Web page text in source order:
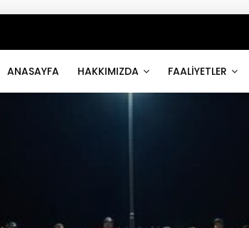
ANASAYFA HAKKIMIZDA FAALİYETLER